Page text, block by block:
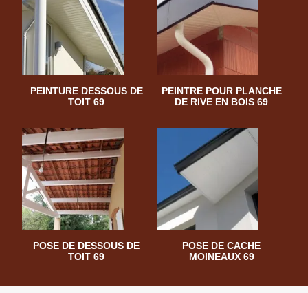
PEINTURE DESSOUS DE
TOIT 69
PEINTRE POUR PLANCHE
DE RIVE EN BOIS 69
POSE DE DESSOUS DE
TOIT 69
POSE DE CACHE
MOINEAUX 69